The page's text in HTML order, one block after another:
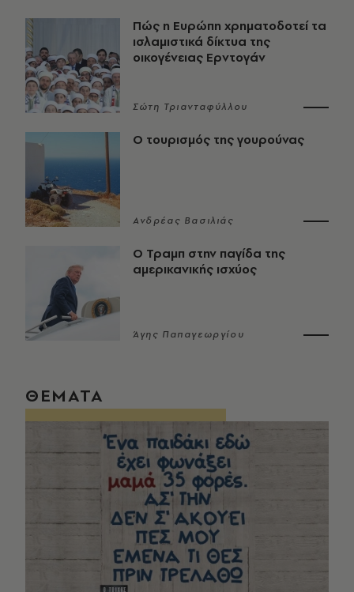
Πώς η Ευρώπη χρηματοδοτεί τα
ισλαμιστικά δίκτυα της
οικογένειας Ερντογάν
Σώτη Τριανταφύλλου
Ο τουρισμός της γουρούνας
Ανδρέας Βασιλιάς
Ο Τραμπ στην παγίδα της
αμερικανικής ισχύος
Άγης Παπαγεωργίου
ΘΕΜΑΤΑ